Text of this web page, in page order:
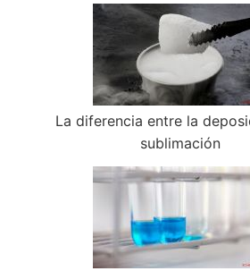
La diferencia entre la
sublimación